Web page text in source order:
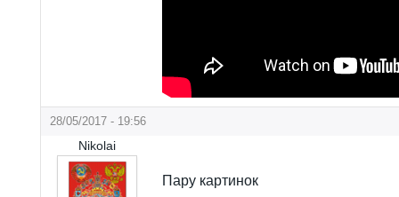
28/05/2017 - 19:56
Nikolai
Пару картинок